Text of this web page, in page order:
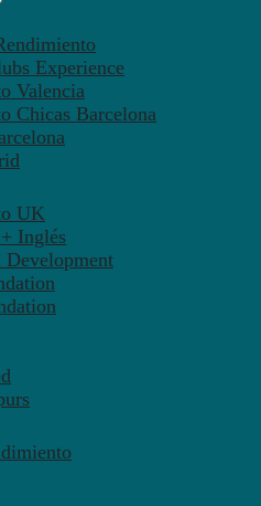
Experience
Valencia
Chicas Barcelona
UK
Inglés
Development